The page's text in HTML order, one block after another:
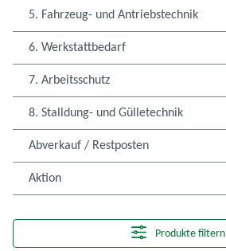
5. Fahrzeug- und Antriebstechnik
6. Werkstattbedarf
7. Arbeitsschutz
8. Stalldung- und Gülletechnik
Abverkauf / Restposten
Aktion
Produkte filtern